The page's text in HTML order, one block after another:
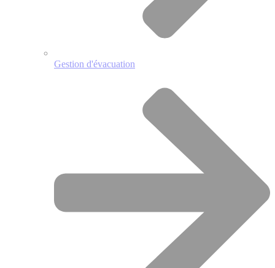
Gestion d'évacuation